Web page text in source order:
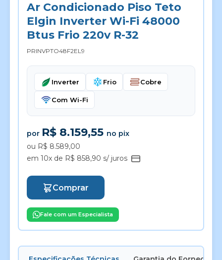
Ar Condicionado Piso Teto
Elgin Inverter Wi-Fi 48000
Btus Frio 220v R-32
PRINVPTO48F2EL9
Inverter Frio Cobre
Com Wi-Fi
por R$ 8.159,55 no pix
ou R$ 8.589,00
em 10x de R$ 858,90 s/ juros
Comprar
Fale com um Especialista